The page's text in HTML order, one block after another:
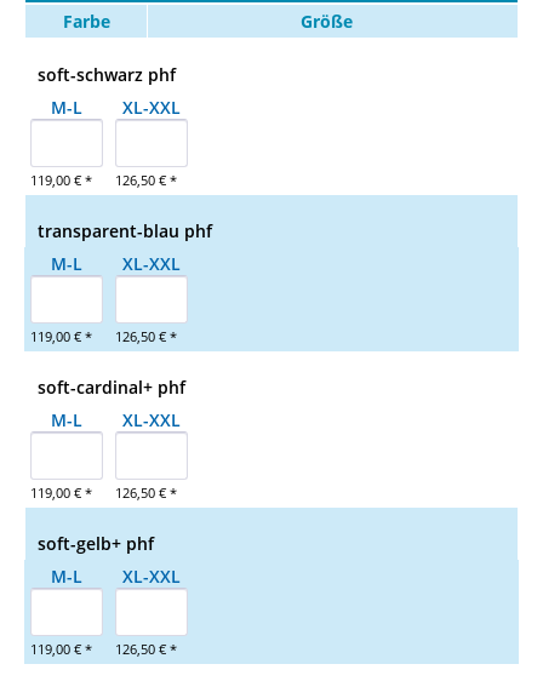
Farbe
Größe
soft-schwarz phf
M-L
119,00 € *
XL-XXL
126,50 € *
transparent-blau phf
M-L
119,00 € *
XL-XXL
126,50 € *
soft-cardinal+ phf
M-L
119,00 € *
XL-XXL
126,50 € *
soft-gelb+ phf
M-L
119,00 € *
XL-XXL
126,50 € *